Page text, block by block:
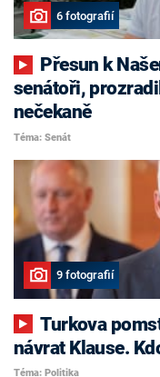
6 fotografií
senátoři,
nečekaně
Téma: Senát
9 fotografií
Turkova pomsta, nekonfliktní Havlíček i
návrat Klause.
Téma: Politika